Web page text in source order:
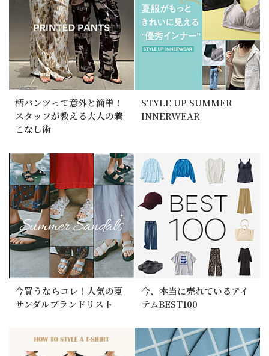
柄パンツって意外と簡単！
スタッフが教える大人の着
こなし術
STYLE UP SUMMER
INNERWEAR
今買うならコレ！人気の夏
サンダルブランドリスト
今、本当に売れているアイ
テムBEST100